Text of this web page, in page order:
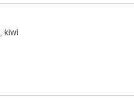
, kiwi